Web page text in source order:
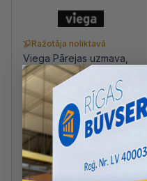
Ražotāja noliktavā
Viega Pārejas uzmava,
iekšējā vītne, 1/2 collas
x3/8 collas, bronza
2.39 €/gab
Vītnes izmers
1.1/2''x1.1/4''
1''x1/2''
1''x3/4''